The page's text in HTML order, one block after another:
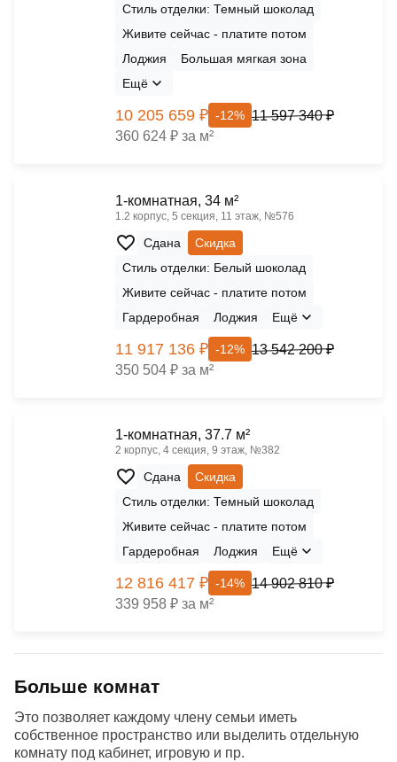
Стиль отделки: Темный шоколад
Живите сейчас - платите потом
Лоджия
Большая мягкая зона
Ещё
10 205 659 ₽ -12% 11 597 340 ₽
360 624 ₽ за м²
1-комнатная, 34 м²
1.2 корпус, 5 секция, 11 этаж, №576
Сдана
Скидка
Стиль отделки: Белый шоколад
Живите сейчас - платите потом
Гардеробная
Лоджия Ещё
11 917 136 ₽ -12% 13 542 200 ₽
350 504 ₽ за м²
1-комнатная, 37.7 м²
2 корпус, 4 секция, 9 этаж, №382
Сдана
Скидка
Стиль отделки: Темный шоколад
Живите сейчас - платите потом
Гардеробная
Лоджия Ещё
12 816 417 ₽ -14% 14 902 810 ₽
339 958 ₽ за м²
Больше комнат
Это позволяет каждому члену семьи иметь
собственное пространство или выделить отдельную
комнату под кабинет, игровую и пр.